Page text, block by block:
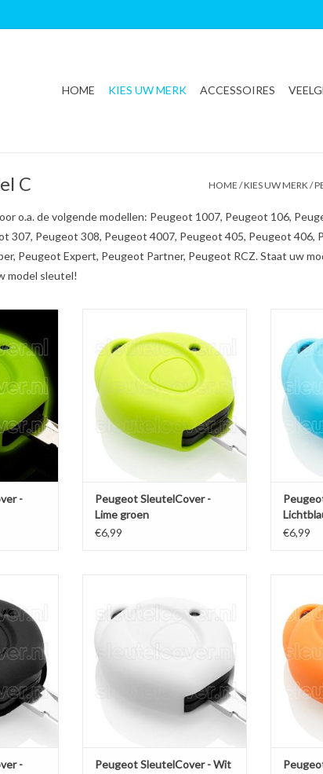
HOME KIES UW MERK ACCESSOIRES
C HOME /KIES UW MERK/
o.a. de volgende modellen: Peugeot 1007, Peugeot 106,
307, Peugeot 308, Peugeot 4007, Peugeot 405, Peugeot
Peugeot Expert, Peugeot Partner, Peugeot RCZ. Staat uw
model sleutel!
/
-
/ Silicone sleutelhoesje /
beschermhoesje autosleutel
TOEVOEGEN AAN WINKELWAGEN
Peugeot SleutelCover -
Lime groen
€6,99
€6,99
/
-
beschermhoesje autosleutel
Peugeot SleutelCover - Wit